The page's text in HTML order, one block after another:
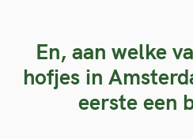
En, aan welke
hofjes in
eerste een